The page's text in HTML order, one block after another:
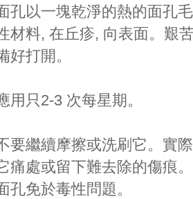
孔以一塊乾淨的熱的面孔
材料, 在丘疹, 向表面。艱
好打開。
用只2-3 次每星期。
要繼續摩擦或洗刷它。實
痛處或留下難去除的傷痕
孔免於毒性問題。